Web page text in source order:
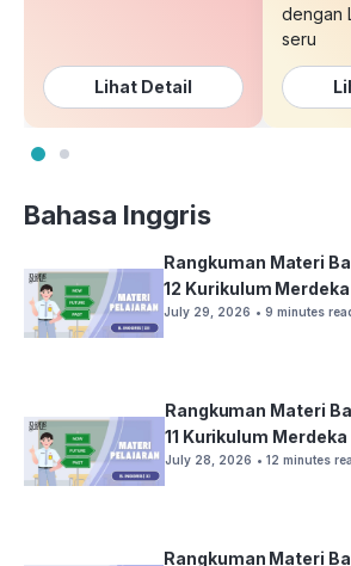
Lihat Detail
dengan
seru
Bahasa Inggris
Rangkuman Materi
12 Kurikulum Merdeka
July 29, 2026 • 9 minutes
Rangkuman Materi
11 Kurikulum Merdeka
July 28, 2026 • 12 minutes
Rangkuman Materi